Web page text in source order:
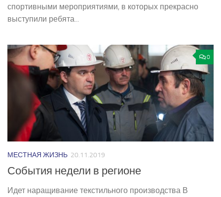
спортивными мероприятиями, в которых прекрасно
выступили ребята...
0
МЕСТНАЯ ЖИЗНЬ 20.11.2019
События недели в регионе
Идет наращивание текстильного производства В